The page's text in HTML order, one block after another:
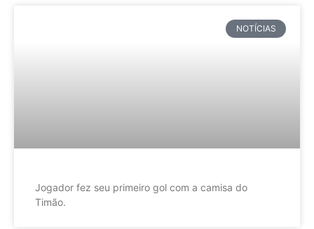
NOTÍCIAS
Jogador fez seu primeiro gol com a camisa do
Timão.